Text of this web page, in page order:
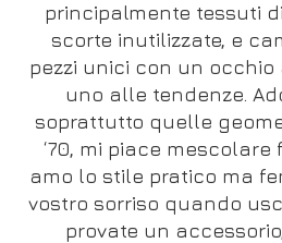
principalmente tessuti
scorte inutilizzate, e
pezzi unici con un
uno alle tendenze.
soprattutto quelle
‘70, mi piace
amo lo stile pratico ma
vostro sorriso quando
provate un